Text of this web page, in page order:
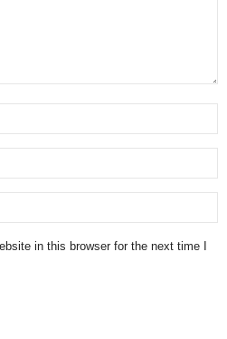
in this browser for the next time I